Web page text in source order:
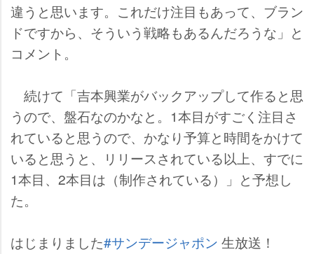
違うと思います。これだけ注目もあって、ブラン
ドですから、そういう戦略もあるんだろうな」と
コメント。
続けて「吉本興業がバックアップして作ると思
うので、盤石なのかなと。1本目がすごく注目さ
れていると思うので、かなり予算と時間をかけて
いると思うと、リリースされている以上、すでに
1本目、2本目は（制作されている）」と予想し
た。
はじまりました#サンデージャポン 生放送！